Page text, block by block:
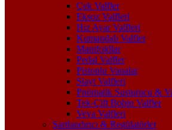
Çek Valfler
Eksoz Valfleri
Hız Ayar Valfleri
Kumandalı Valfler
Manifoldlar
Pedal Valfler
Pistonlu Vanalar
Slayt Valfleri
Pnömatik Susturucu &
Tek-Çift Bobin Valfler
Veya Valfleri
Şartlandırıcı & Regülatörler